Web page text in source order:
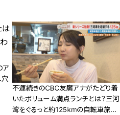
ア
不運続きのCBC友廣アナがたどり着
いたボリューム満点ランチとは？三河
湾をぐるっと約125kmの自転車旅ス